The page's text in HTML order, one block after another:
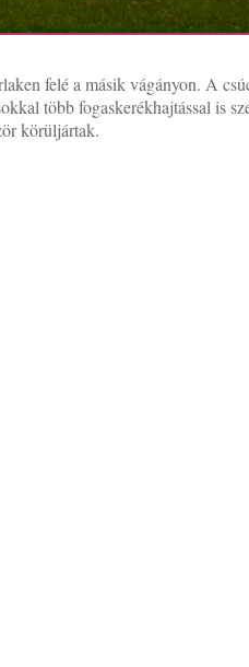
felé a másik vágányon. A
több fogaskerékhajtással is
körüljártak.